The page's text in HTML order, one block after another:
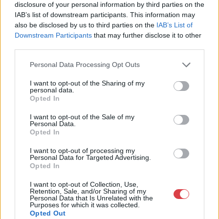
disclosure of your personal information by third parties on the
IAB’s list of downstream participants. This information may
also be disclosed by us to third parties on the IAB’s List of
Downstream Participants that may further disclose it to other
Personal Data Processing Opt Outs
I want to opt-out of the Sharing of my
personal data.
Opted In
I want to opt-out of the Sale of my
Personal Data.
Opted In
I want to opt-out of processing my
Personal Data for Targeted Advertising.
Opted In
I want to opt-out of Collection, Use,
Retention, Sale, and/or Sharing of my
Personal Data that Is Unrelated with the
Purposes for which it was collected.
Opted Out
EGYÉB MŰTÁRGY
1937 A Nemzetközi
Eucharisztikus
A Főváros felkéri a
lakókat, hogy
magánszálláshelyek
járuljanak hozzá a
rendezvény sikeres
állapotban, hajtva
47×32 cm
Eucharisztikus Kongresszus
plakátja. A Főváros felkéri a
lakókat, hogy
magánszálláshelyek
biztosításával járuljanak
hozzá a rendezvény sikeres
lebonyolításához Jó
Kikiáltási ár:
Aukció:44. Nagyaukció
Aukció időpontja:
2025/05/10 18:00
EGYÉB MŰTÁRGY
Afrikai vőlegény, 1944.
Kálmán, Vaszary Piri,
Hidvéghy Valéria és
István. Litográfia, papír.
Bódis jelzéssel a
Márkus Nyomda, Bp.
Erdélyi – Kárpát Film.
Kováts Béla
Moziplakát (filmplakát,
rácsplakát). Latabár Kálmán,
Valéria és mások
szereplésével. Rendezte:
Balogh István. Litográfia,
Kikiáltási ár:
Aukció:
44. Nagyaukció
Aukció időpontja:
2025/05/10 18:00